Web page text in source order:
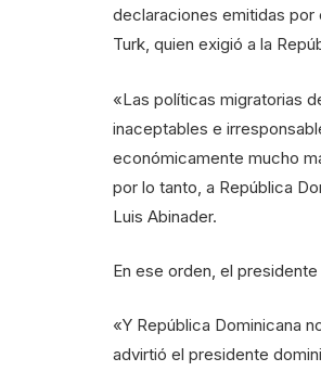
declaraciones emitidas por
Turk, quien exigió a la
«Las políticas migratorias
inaceptables e
económicamente mucho
por lo tanto, a República
Luis Abinader.
En ese orden, el
«Y República Dominicana
advirtió el presidente